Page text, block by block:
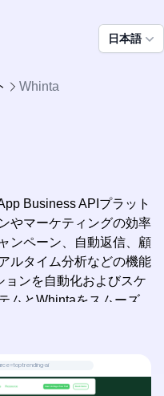
日本語
Whinta
Business APIプラット
やマーケティングの効率
ンペーン、自動返信、顧
ルタイム分析などの機能
ョンを自動化およびスケ
ムとWhintaをスムーズ
、共有インボックス、イ
トを通じて、顧客とのエ
ai